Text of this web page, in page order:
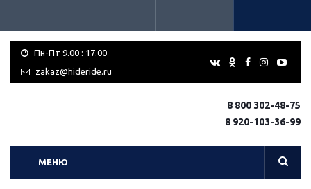
Пн-Пт 9.00 : 17.00
zakaz@hideride.ru
8 800 302-48-75
8 920-103-36-99
МЕНЮ